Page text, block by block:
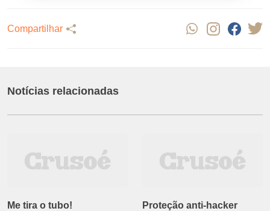
Compartilhar
Notícias relacionadas
Me tira o tubo! Proteção anti-hacker